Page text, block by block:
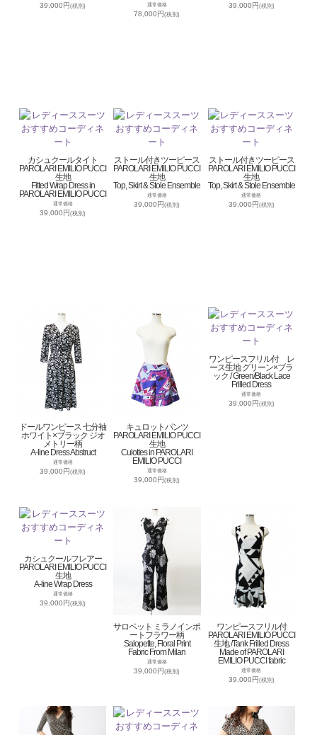
39,000円(税別) 通常価格
78,000円(税別)
39,000円(税別)
カシュクールタイト
PAROLARI EMILIO PUCCI
生地
Fitted Wrap Dress in
PAROLARI EMILIO PUCCI
通常価格
39,000円(税別)
ストール付きツーピース
PAROLARI EMILIO PUCCI
生地
Top, Skirt & Stole Ensemble
通常価格
39,000円(税別)
ストール付きツーピース
PAROLARI EMILIO PUCCI
生地
Top, Skirt & Stole Ensemble
通常価格
39,000円(税別)
ドールワンピース 七分袖
ホワイト×ブラック ジオ
メトリー柄
A-line Dress Abstruct
通常価格
39,000円(税別)
キュロットパンツ
PAROLARI EMILIO PUCCI
生地
Culottes in PAROLARI
EMILIO PUCCI
通常価格
39,000円(税別)
ワンピースフリル付 レ
ース生地 グリーン×ブラ
ック / Green/Black Lace
Frilled Dress
通常価格
39,000円(税別)
カシュクールフレアー
PAROLARI EMILIO PUCCI
生地
A-line Wrap Dress
通常価格
39,000円(税別)
サロペット ミラノインポ
ートフラワー柄
Salopette, Floral Print
Fabric From Milan
通常価格
39,000円(税別)
ワンピースフリル付
PAROLARI EMILIO PUCCI
生地 /Tank Frilled Dress
Made of PAROLARI
EMILIO PUCCI fabric
通常価格
39,000円(税別)